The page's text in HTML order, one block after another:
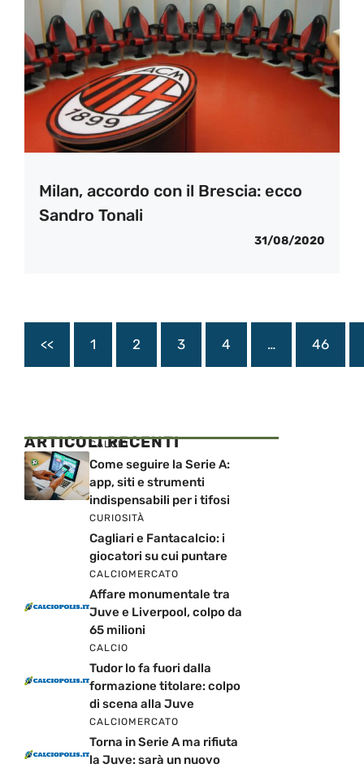
Milan, accordo con il Brescia: ecco
Sandro Tonali
31/08/2020
<< 1 2 3 4 … 46
ARTICOLI RECENTI
CALCIO
Come seguire la Serie A:
app, siti e strumenti
indispensabili per i tifosi
CURIOSITÀ
Cagliari e Fantacalcio: i
giocatori su cui puntare
CALCIOMERCATO
Affare monumentale tra
Juve e Liverpool, colpo da
65 milioni
CALCIO
Tudor lo fa fuori dalla
formazione titolare: colpo
di scena alla Juve
CALCIOMERCATO
Torna in Serie A ma rifiuta
la Juve: sarà un nuovo